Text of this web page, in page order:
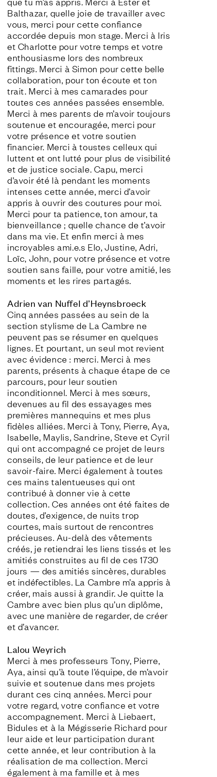
Balthazar, quelle joie de travailler avec
vous, merci pour cette confiance
accordée depuis mon stage. Merci à Iris
et Charlotte pour votre temps et votre
enthousiasme lors des nombreux
fittings. Merci à Simon pour cette belle
collaboration, pour ton écoute et ton
trait. Merci à mes camarades pour
toutes ces années passées ensemble.
Merci à mes parents de m’avoir toujours
soutenue et encouragée, merci pour
votre présence et votre soutien
financier. Merci à toustes celleux qui
luttent et ont lutté pour plus de visibilité
et de justice sociale. Capu, merci
d’avoir été là pendant les moments
intenses cette année, merci d’avoir
appris à ouvrir des coutures pour moi.
Merci pour ta patience, ton amour, ta
bienveillance ; quelle chance de t’avoir
dans ma vie. Et enfin merci à mes
incroyables ami.e.s Elo, Justine, Adri,
Loïc, John, pour votre présence et votre
soutien sans faille, pour votre amitié, les
moments et les rires partagés.
Adrien van Nuffel d’Heynsbroeck
Cinq années passées au sein de la
section stylisme de La Cambre ne
peuvent pas se résumer en quelques
lignes. Et pourtant, un seul mot revient
avec évidence : merci. Merci à mes
parents, présents à chaque étape de ce
parcours, pour leur soutien
inconditionnel. Merci à mes sœurs,
devenues au fil des essayages mes
premières mannequins et mes plus
fidèles alliées. Merci à Tony, Pierre, Aya,
Isabelle, Maylis, Sandrine, Steve et Cyril
qui ont accompagné ce projet de leurs
conseils, de leur patience et de leur
savoir-faire. Merci également à toutes
ces mains talentueuses qui ont
contribué à donner vie à cette
collection. Ces années ont été faites de
doutes, d’exigence, de nuits trop
courtes, mais surtout de rencontres
précieuses. Au-delà des vêtements
créés, je retiendrai les liens tissés et les
amitiés construites au fil de ces 1730
jours — des amitiés sincères, durables
et indéfectibles. La Cambre m’a appris à
créer, mais aussi à grandir. Je quitte la
Cambre avec bien plus qu’un diplôme,
avec une manière de regarder, de créer
et d’avancer.
Lalou Weyrich
Merci à mes professeurs Tony, Pierre,
Aya, ainsi qu’à toute l’équipe, de m’avoir
suivie et soutenue dans mes projets
durant ces cinq années. Merci pour
votre regard, votre confiance et votre
accompagnement. Merci à Liebaert,
Bidules et à la Mégisserie Richard pour
leur aide et leur participation durant
cette année, et leur contribution à la
réalisation de ma collection. Merci
également à ma famille et à mes